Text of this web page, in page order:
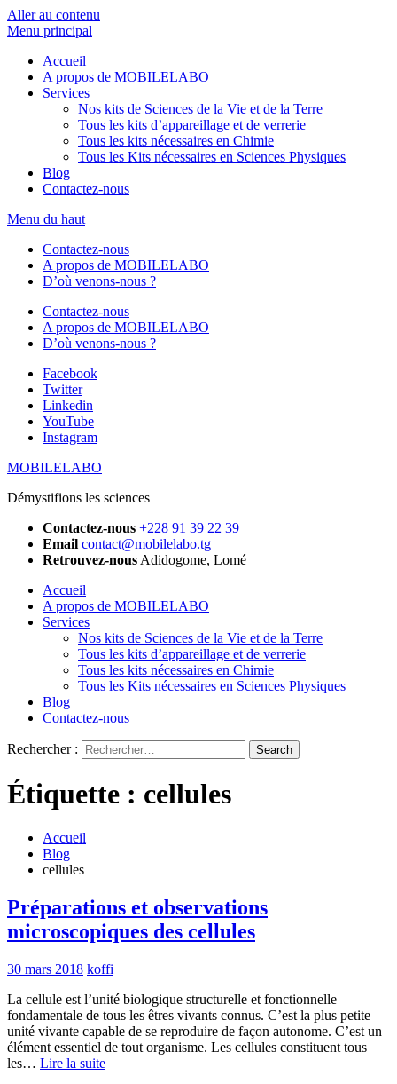
Aller au contenu
Menu principal
Accueil
A propos de MOBILELABO
Services
Nos kits de Sciences de la Vie et de la Terre
Tous les kits d’appareillage et de verrerie
Tous les kits nécessaires en Chimie
Tous les Kits nécessaires en Sciences Physiques
Blog
Contactez-nous
Menu du haut
Contactez-nous
A propos de MOBILELABO
D’où venons-nous ?
Contactez-nous
A propos de MOBILELABO
D’où venons-nous ?
Facebook
Twitter
Linkedin
YouTube
Instagram
MOBILELABO
Démystifions les sciences
Contactez-nous +228 91 39 22 39
Email contact@mobilelabo.tg
Retrouvez-nous Adidogome, Lomé
Accueil
A propos de MOBILELABO
Services
Nos kits de Sciences de la Vie et de la Terre
Tous les kits d’appareillage et de verrerie
Tous les kits nécessaires en Chimie
Tous les Kits nécessaires en Sciences Physiques
Blog
Contactez-nous
Rechercher :
Étiquette : cellules
Accueil
Blog
cellules
Préparations et observations
microscopiques des cellules
30 mars 2018 koffi
La cellule est l’unité biologique structurelle et fonctionnelle
fondamentale de tous les êtres vivants connus. C’est la plus petite
unité vivante capable de se reproduire de façon autonome. C’est un
élément essentiel de tout organisme. Les cellules constituent tous
les… Lire la suite